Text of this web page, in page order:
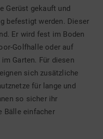
Gerüst gekauft und
befestigt werden. Dieser
Er wird fest im Boden
Golfhalle oder auf
Garten. Für diesen
sich zusätzliche
für lange und
so sicher ihr
Bälle einfacher